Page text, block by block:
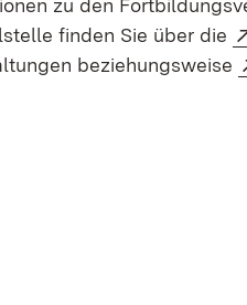
zu den
finden Sie über die
beziehungsweise